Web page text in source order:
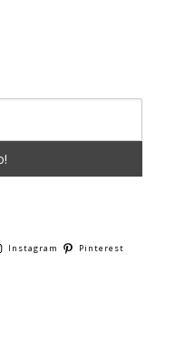
Instagram
Pinterest